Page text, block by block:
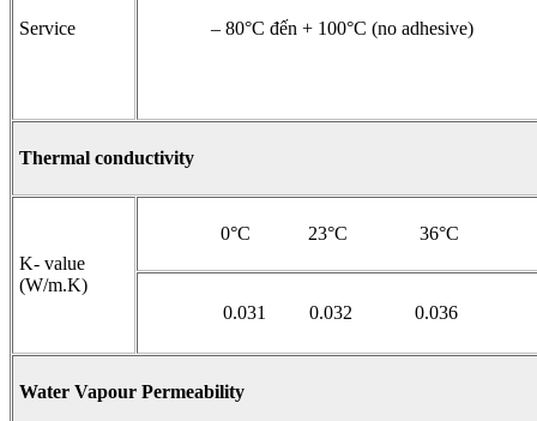
Service – 80°C đến + 100°C (no adhesive)
Thermal conductivity
K- value
(W/m.K)
0°C 23°C 36°C
0.031 0.032 0.036
Water Vapour Permeability